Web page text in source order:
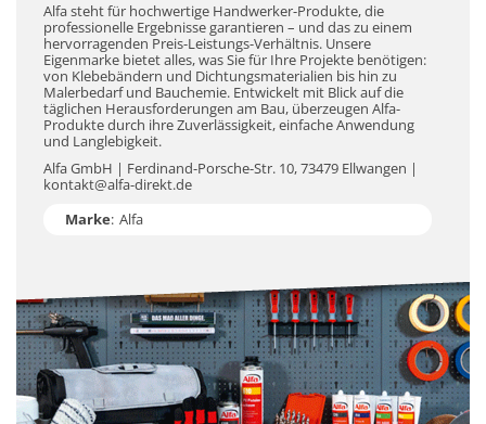
Alfa steht für hochwertige Handwerker-Produkte, die
professionelle Ergebnisse garantieren – und das zu einem
hervorragenden Preis-Leistungs-Verhältnis. Unsere
Eigenmarke bietet alles, was Sie für Ihre Projekte benötigen:
von Klebebändern und Dichtungsmaterialien bis hin zu
Malerbedarf und Bauchemie. Entwickelt mit Blick auf die
täglichen Herausforderungen am Bau, überzeugen Alfa-
Produkte durch ihre Zuverlässigkeit, einfache Anwendung
und Langlebigkeit.
Alfa GmbH | Ferdinand-Porsche-Str. 10, 73479 Ellwangen |
kontakt@alfa-direkt.de
Marke: Alfa